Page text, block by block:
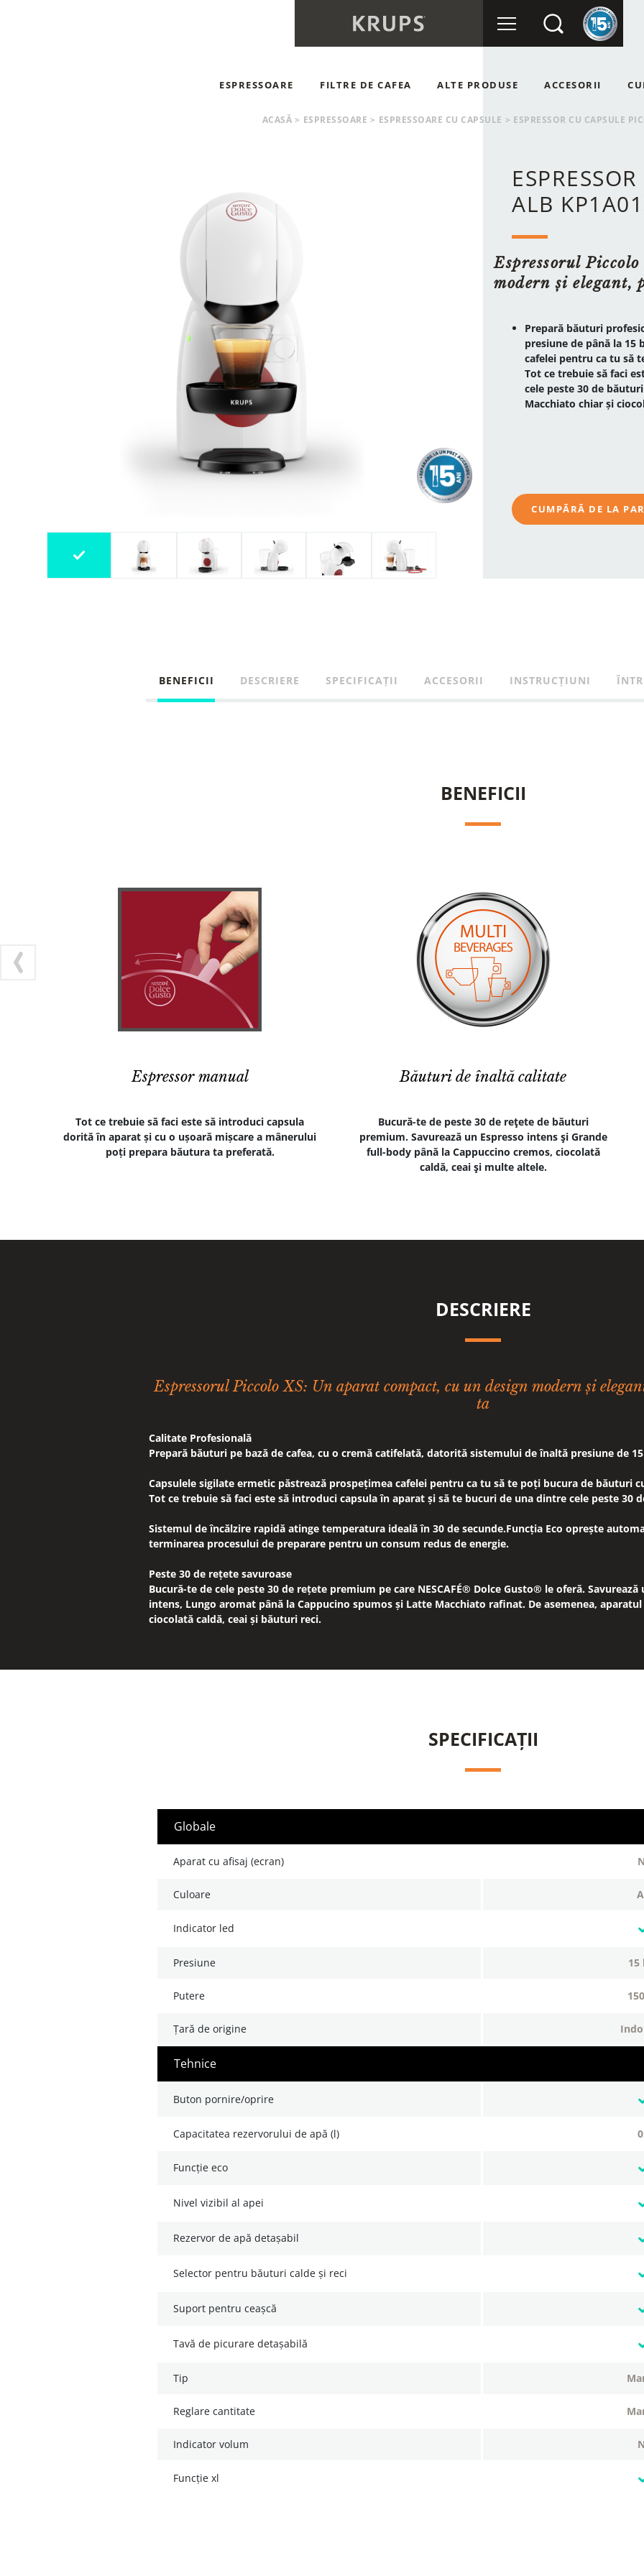
ESPRESSOARE FILTRE DE CAFEA ALTE PRODUSE ACCESORII
ACASĂ > ESPRESSOARE > ESPRESSOARE CU CAPSULE > ESPRESSOR CU CAPSULE
ALB
Espressorul
modern și elegant,
Prepară băuturi
presiune de până la 15
cafelei pentru ca tu să
Tot ce trebuie să faci
cele peste 30 de
Macchiato chiar și
CUMPĂRĂ DE LA
BENEFICII DESCRIERE SPECIFICAȚII ACCESORII INSTRUCȚIUNI
BENEFICII
Espressor manual
Tot ce trebuie să faci este să introduci capsula
dorită în aparat și cu o ușoară mișcare a mânerului
poți prepara băutura ta preferată.
Băuturi de înaltă calitate
Bucură-te de peste 30 de reţete de băuturi
premium. Savurează un Espresso intens şi Grande
full-body până la Cappuccino cremos, ciocolată
caldă, ceai şi multe altele.
DESCRIERE
Espressorul Piccolo XS: Un aparat compact, cu un design modern și
ta
Calitate Profesională
Prepară băuturi pe bază de cafea, cu o cremă catifelată, datorită sistemului de înaltă presiune de
Capsulele sigilate ermetic păstrează prospețimea cafelei pentru ca tu să te poți bucura de băuturi
Tot ce trebuie să faci este să introduci capsula în aparat și să te bucuri de una dintre cele peste 30
Sistemul de încălzire rapidă atinge temperatura ideală în 30 de secunde.Funcția Eco oprește
terminarea procesului de preparare pentru un consum redus de energie.
Peste 30 de rețete savuroase
Bucură-te de cele peste 30 de rețete premium pe care NESCAFÉ® Dolce Gusto® le oferă.
intens, Lungo aromat până la Cappucino spumos și Latte Macchiato rafinat. De asemenea,
ciocolată caldă, ceai și băuturi reci.
SPECIFICAȚII
globale
aparat cu afisaj (ecran)
culoare
indicator led
presiune
putere
țară de origine
tehnice
buton pornire/oprire
capacitatea rezervorului de apă (l)
funcție eco
nivel vizibil al apei
rezervor de apă detașabil
selector pentru băuturi calde și reci
suport pentru ceașcă
tavă de picurare detașabilă
tip
reglare cantitate
indicator volum
funcție xl